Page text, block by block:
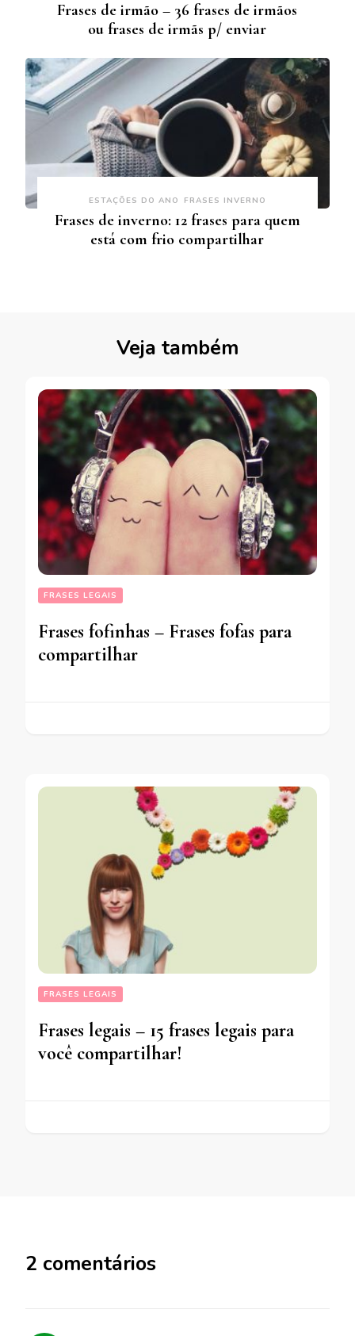
Frases de irmão – 36 frases de irmãos
ou frases de irmãs p/ enviar
ESTAÇÕES DO ANO FRASES INVERNO
Frases de inverno: 12 frases para quem
está com frio compartilhar
Veja também
FRASES LEGAIS
Frases fofinhas – Frases fofas para
compartilhar
FRASES LEGAIS
Frases legais – 15 frases legais para
você compartilhar!
2 comentários